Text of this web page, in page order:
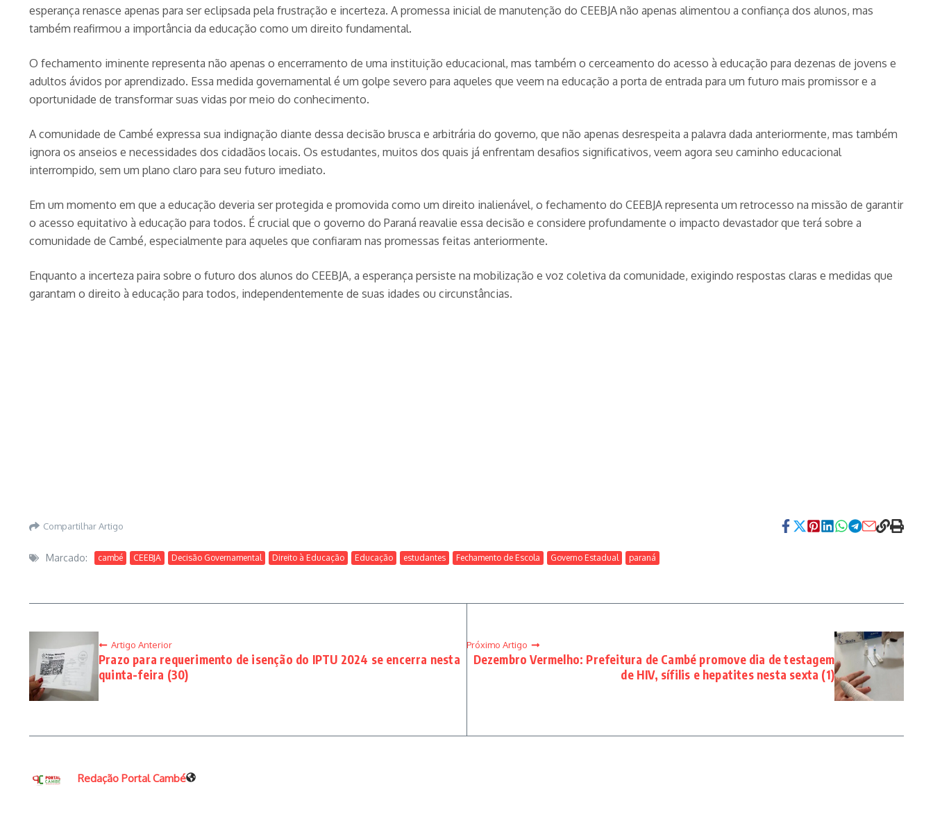
esperança renasce apenas para ser eclipsada pela frustração e incerteza. A promessa inicial de manutenção do CEEBJA não apenas alimentou a confiança dos alunos, mas
também reafirmou a importância da educação como um direito fundamental.
O fechamento iminente representa não apenas o encerramento de uma instituição educacional, mas também o cerceamento do acesso à educação para dezenas de jovens e
adultos ávidos por aprendizado. Essa medida governamental é um golpe severo para aqueles que veem na educação a porta de entrada para um futuro mais promissor e a
oportunidade de transformar suas vidas por meio do conhecimento.
A comunidade de Cambé expressa sua indignação diante dessa decisão brusca e arbitrária do governo, que não apenas desrespeita a palavra dada anteriormente, mas também
ignora os anseios e necessidades dos cidadãos locais. Os estudantes, muitos dos quais já enfrentam desafios significativos, veem agora seu caminho educacional
interrompido, sem um plano claro para seu futuro imediato.
Em um momento em que a educação deveria ser protegida e promovida como um direito inalienável, o fechamento do CEEBJA representa um retrocesso na missão de garantir
o acesso equitativo à educação para todos. É crucial que o governo do Paraná reavalie essa decisão e considere profundamente o impacto devastador que terá sobre a
comunidade de Cambé, especialmente para aqueles que confiaram nas promessas feitas anteriormente.
Enquanto a incerteza paira sobre o futuro dos alunos do CEEBJA, a esperança persiste na mobilização e voz coletiva da comunidade, exigindo respostas claras e medidas que
garantam o direito à educação para todos, independentemente de suas idades ou circunstâncias.
Compartilhar Artigo
Marcado: cambé CEEBJA Decisão Governamental Direito à Educação Educação estudantes Fechamento de Escola Governo Estadual paraná
Artigo Anterior
Prazo para requerimento de isenção do IPTU 2024 se encerra nesta
quinta-feira (30)
Próximo Artigo
Dezembro Vermelho: Prefeitura de Cambé promove dia de testagem
de HIV, sífilis e hepatites nesta sexta (1)
Redação Portal Cambé